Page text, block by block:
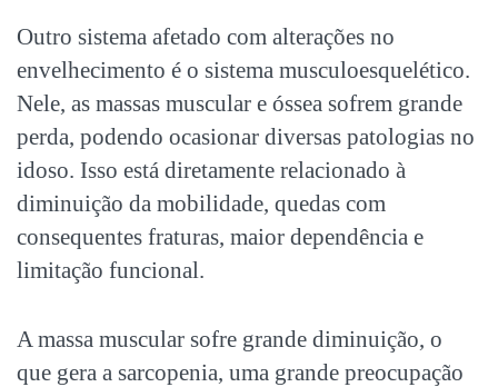
Outro sistema afetado com alterações no
envelhecimento é o sistema musculoesquelético.
Nele, as massas muscular e óssea sofrem grande
perda, podendo ocasionar diversas patologias no
idoso. Isso está diretamente relacionado à
diminuição da mobilidade, quedas com
consequentes fraturas, maior dependência e
limitação funcional.
A massa muscular sofre grande diminuição, o
que gera a sarcopenia, uma grande preocupação